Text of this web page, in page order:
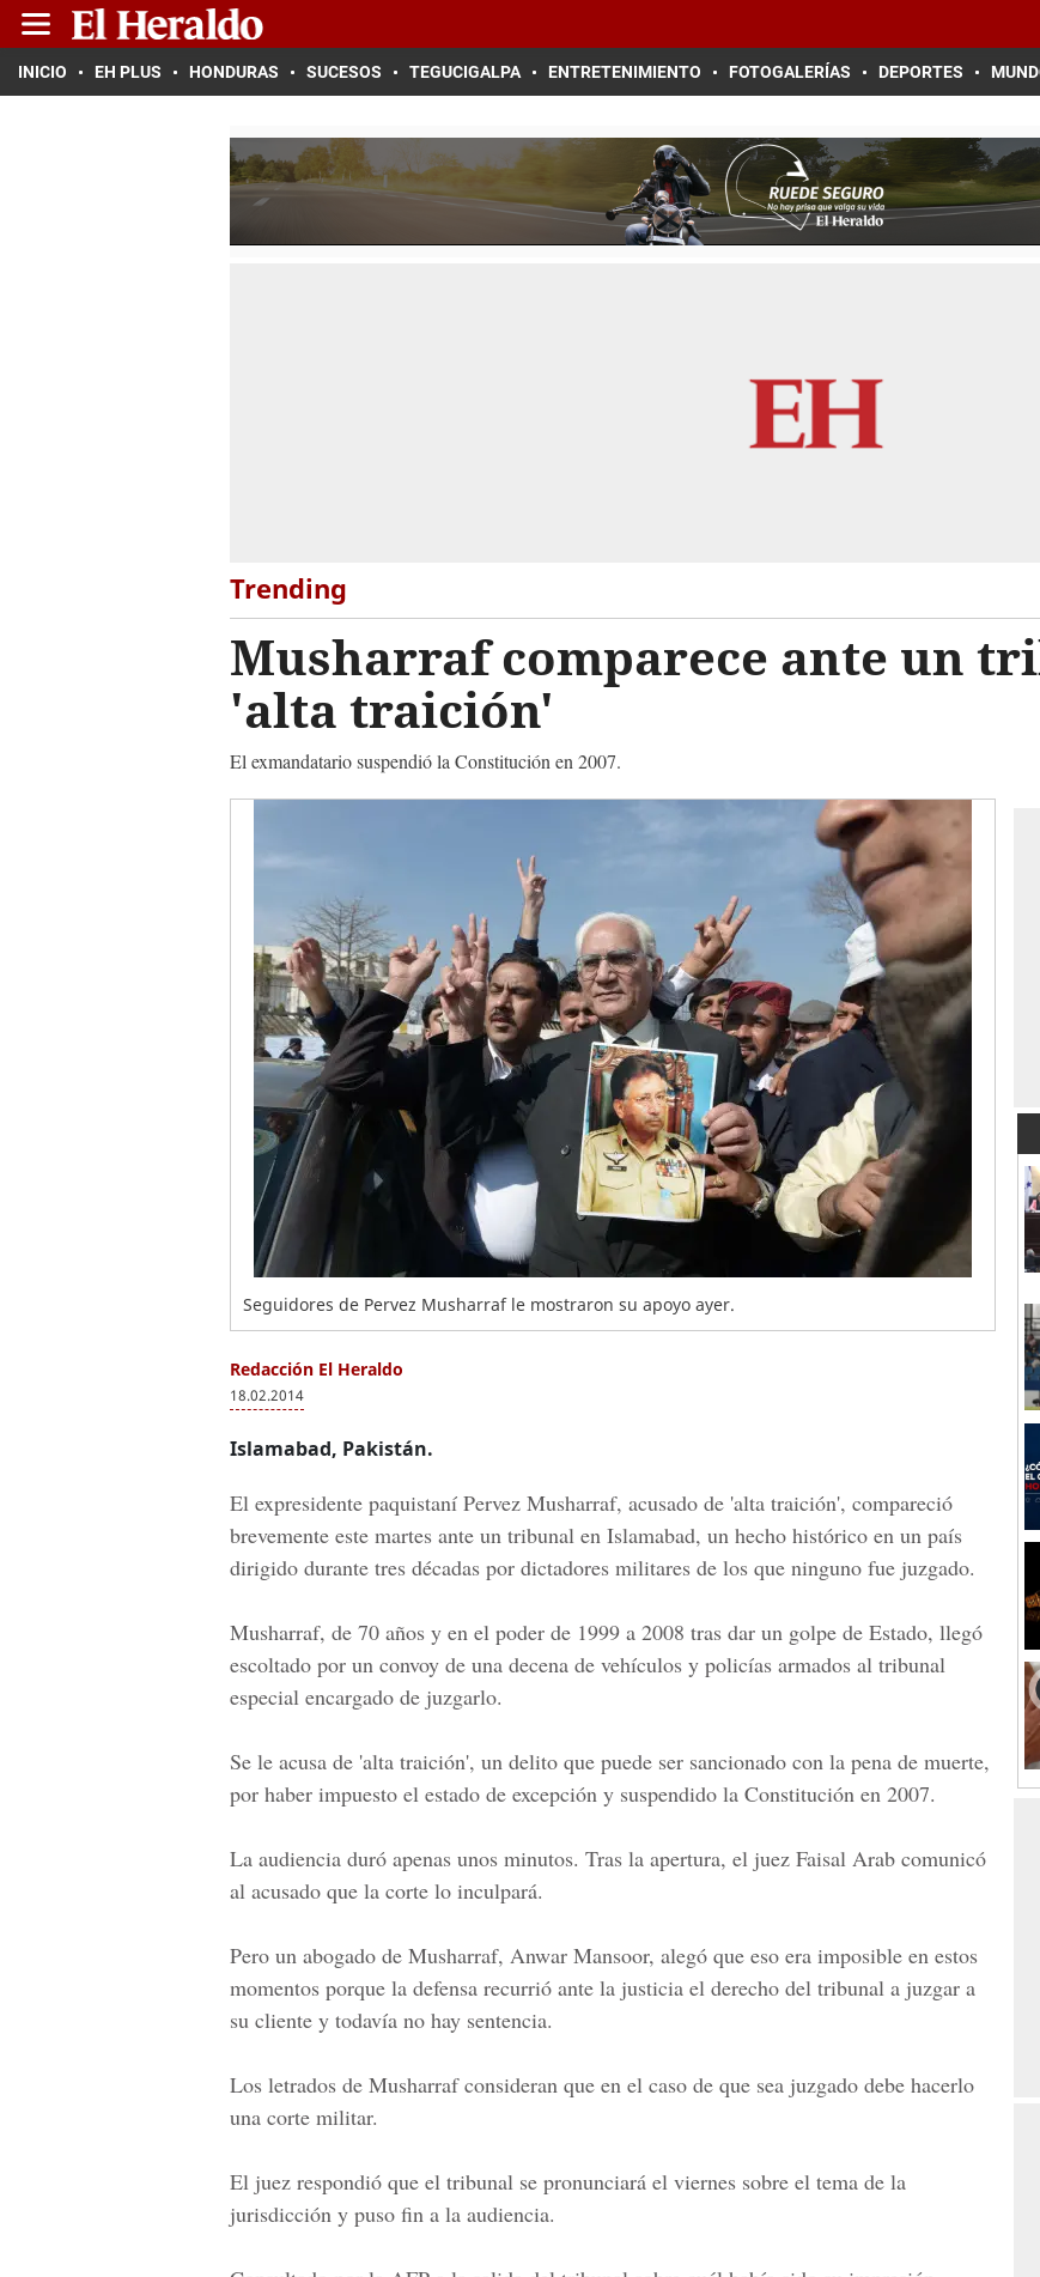
INICIO EH PLUS HONDURAS SUCESOS TEGUCIGALPA ENTRETENIMIENTO FOTOGALERÍAS DEPORTES
Trending
Musharraf comparece ante un
'alta traición'
El exmandatario suspendió la Constitución en 2007.
Seguidores de Pervez Musharraf le mostraron su apoyo ayer.
Redacción El Heraldo
18.02.2014
Islamabad, Pakistán.
El expresidente paquistaní Pervez Musharraf, acusado de 'alta traición', compareció
brevemente este martes ante un tribunal en Islamabad, un hecho histórico en un país
dirigido durante tres décadas por dictadores militares de los que ninguno fue juzgado.
Musharraf, de 70 años y en el poder de 1999 a 2008 tras dar un golpe de Estado, llegó
escoltado por un convoy de una decena de vehículos y policías armados al tribunal
especial encargado de juzgarlo.
Se le acusa de 'alta traición', un delito que puede ser sancionado con la pena de muerte,
por haber impuesto el estado de excepción y suspendido la Constitución en 2007.
La audiencia duró apenas unos minutos. Tras la apertura, el juez Faisal Arab comunicó
al acusado que la corte lo inculpará.
Pero un abogado de Musharraf, Anwar Mansoor, alegó que eso era imposible en estos
momentos porque la defensa recurrió ante la justicia el derecho del tribunal a juzgar a
su cliente y todavía no hay sentencia.
Los letrados de Musharraf consideran que en el caso de que sea juzgado debe hacerlo
una corte militar.
El juez respondió que el tribunal se pronunciará el viernes sobre el tema de la
jurisdicción y puso fin a la audiencia.